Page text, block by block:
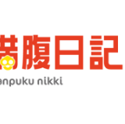
プ